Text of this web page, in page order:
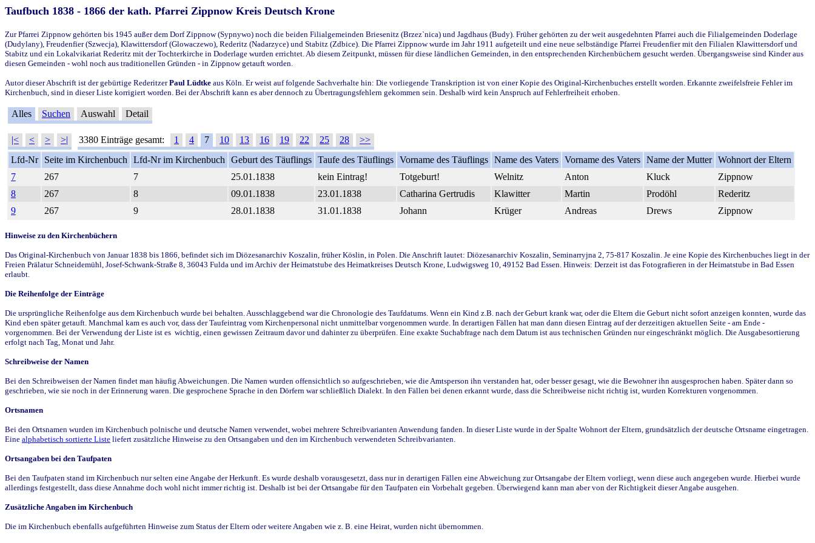
Taufbuch 1838 - 1866 der kath. Pfarrei Zippnow Kreis Deutsch Krone
Zur Pfarrei Zippnow gehörten bis 1945 außer dem Dorf Zippnow (Sypnywo) noch die beiden Filialgemeinden Briesenitz (Brzez`nica) und Jagdhaus (Budy). Früher gehörten zu der weit ausgedehnten Pfarrei auch die Filialgemeinden Doderlage
(Dudylany), Freudenfier (Szwecja), Klawittersdorf (Glowaczewo), Rederitz (Nadarzyce) und Stabitz (Zdbice). Die Pfarrei Zippnow wurde im Jahr 1911 aufgeteilt und eine neue selbständige Pfarrei Freudenfier mit den Filialen Klawittersdorf und
Stabitz und ein Lokalvikariat Rederitz mit der Tochterkirche in Doderlage wurden errichtet. Ab diesem Zeitpunkt, müssen für diese ländlichen Gemeinden, in den entsprechenden Kirchenbüchern gesucht werden. Übergangsweise sind Kinder aus
diesen Gemeinden - wohl noch aus traditionellen Gründen - in Zippnow getauft worden.
Autor dieser Abschrift ist der gebürtige RederitzerPaul Lüdtke aus Köln. Er weist auf folgende Sachverhalte hin: Die vorliegende Transkription ist von einer Kopie des Original-Kirchenbuches erstellt worden. Erkannte zweifelsfreie Fehler im
Kirchenbuch, sind in dieser Liste korrigiert worden. Bei der Abschrift kann es aber dennoch zu Übertragungsfehlern gekommen sein. Deshalb wird kein Anspruch auf Fehlerfreiheit erhoben.
Alles Suchen Auswahl Detail
|< < > >| 3380 Einträge gesamt: 1 4 7 10 13 16 19 22 25 28
>>
Lfd-Nr
Seite im Kirchenbuch Lfd-Nr im Kirchenbuch Geburt des Täuflings Taufe des Täuflings Vorname des Täuflings Name des Vaters Vorname des Vaters Name der Mutter Wohnort der Eltern
7
267 7 25.01.1838 kein Eintrag! Totgeburt! Welnitz Anton Kluck
Zippnow
8
267 8 09.01.1838 23.01.1838 Catharina Gertrudis Klawitter Martin Prodöhl
Rederitz
9
267 9 28.01.1838 31.01.1838 Johann Krüger Andreas Drews Zippnow
Hinweise zu den Kirchenbüchern
Das Original-Kirchenbuch von Januar 1838 bis 1866, befindet sich im Diözesanarchiv Koszalin, früher Köslin, in Polen. Die Anschrift lautet: Diözesanarchiv Koszalin, Seminarryjna 2, 75-817 Koszalin. Je eine Kopie des Kirchenbuches liegt in der
Freien Prälatur Schneidemühl, Josef-Schwank-Straße 8, 36043 Fulda und im Archiv der Heimatstube des Heimatkreises Deutsch Krone, Ludwigsweg 10, 49152 Bad Essen. Hinweis: Derzeit ist das Fotografieren in der Heimatstube in Bad Essen
erlaubt.
Die Reihenfolge der Einträge
Die ursprüngliche Reihenfolge aus dem Kirchenbuch wurde bei behalten. Ausschlaggebend war die Chronologie des Taufdatums. Wenn ein Kind z.B. nach der Geburt krank war, oder die Eltern die Geburt nicht sofort anzeigen konnten, wurde das
Kind eben später getauft. Manchmal kam es auch vor, dass der Taufeintrag vom Kirchenpersonal nicht unmittelbar vorgenommen wurde. In derartigen Fällen hat man dann diesen Eintrag auf der derzeitigen aktuellen Seite - am Ende -
vorgenommen. Bei der Verwendung der Liste ist es wichtig, einen gewissen Zeitraum davor und dahinter zu überprüfen. Eine exakte Suchabfrage nach dem Datum ist aus technischen Gründen nur eingeschränkt möglich. Die Ausgabesortierung
erfolgt nach Tag, Monat und Jahr.
Schreibweise der Namen
Bei den Schreibweisen der Namen findet man häufig Abweichungen. Die Namen wurden offensichtlich so aufgeschrieben, wie die Amtsperson ihn verstanden hat, oder besser gesagt, wie die Bewohner ihn ausgesprochen haben. Später dann so
geschrieben, wie sie noch in der Erinnerung waren. Die gesprochene Sprache in den Dörfern war schließlich Dialekt. In den Fällen bei denen erkannt wurde, dass die Schreibweise nicht richtig ist, wurden Korrekturen vorgenommen.
Ortsnamen
Bei den Ortsnamen wurden im Kirchenbuch polnische und deutsche Namen verwendet, wobei mehrere Schreibvarianten Anwendung fanden. In dieser Liste wurde in der Spalte Wohnort der Eltern, grundsätzlich der deutsche Ortsname eingetragen.
Eine alphabetisch sortierte Liste liefert zusätzliche Hinweise zu den Ortsangaben und den im Kirchenbuch verwendeten Schreibvarianten.
Ortsangaben bei den Taufpaten
Bei den Taufpaten stand im Kirchenbuch nur selten eine Angabe der Herkunft. Es wurde deshalb vorausgesetzt, dass nur in derartigen Fällen eine Abweichung zur Ortsangabe der Eltern vorliegt, wenn diese auch angegeben wurde. Hierbei wurde
allerdings festgestellt, dass diese Annahme doch wohl nicht immer richtig ist. Deshalb ist bei der Ortsangabe für den Taufpaten ein Vorbehalt gegeben. Überwiegend kann man aber von der Richtigkeit dieser Angabe ausgehen.
Zusätzliche Angaben im Kirchenbuch
Die im Kirchenbuch ebenfalls aufgeführten Hinweise zum Status der Eltern oder weitere Angaben wie z. B. eine Heirat, wurden nicht übernommen.